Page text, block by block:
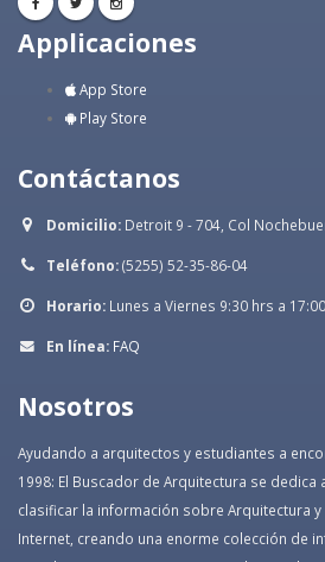
Applicaciones
App Store
Play Store
Contáctanos
Domicilio: Detroit 9 - 704, Col
Teléfono:(5255) 52-35-86-04
Horario: Lunes a Viernes 9:30 hrs a
En línea: FAQ
Nosotros
Ayudando a arquitectos y estudiantes a
1998: El Buscador de Arquitectura se dedica
clasificar la información sobre Arquitectura
Internet, creando una enorme colección de